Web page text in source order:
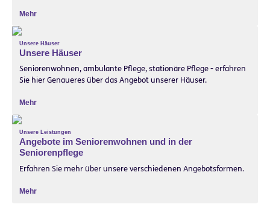
Mehr
Unsere Häuser
Unsere Häuser
Seniorenwohnen, ambulante Pflege, stationäre Pflege - erfahren
Sie hier Genaueres über das Angebot unserer Häuser.
Mehr
Unsere Leistungen
Angebote im Seniorenwohnen und in der
Seniorenpflege
Erfahren Sie mehr über unsere verschiedenen Angebotsformen.
Mehr